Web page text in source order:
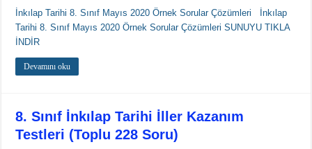
İnkılap Tarihi 8. Sınıf Mayıs 2020 Örnek Sorular Çözümleri İnkılap
Tarihi 8. Sınıf Mayıs 2020 Örnek Sorular Çözümleri SUNUYU TIKLA
İNDİR
Devamını oku
8. Sınıf İnkılap Tarihi İller Kazanım
Testleri (Toplu 228 Soru)